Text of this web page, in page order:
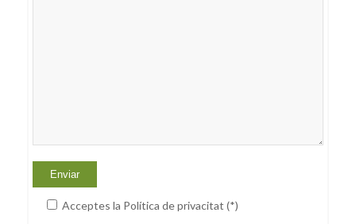
Acceptes la Política de privacitat (*)